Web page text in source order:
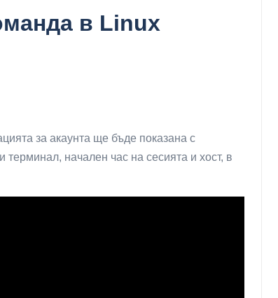
в Linux
за акаунта ще бъде показана с
терминал, начален час на сесията и хост, в